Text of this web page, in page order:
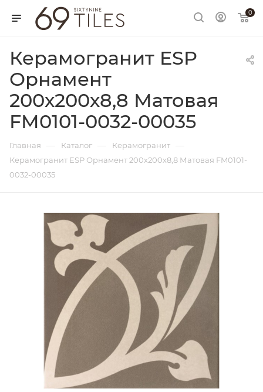
0
Керамогранит ESP
Орнамент
200х200х8,8 Матовая
FM0101-0032-00035
Главная — Каталог — Керамогранит —
Керамогранит ESP Орнамент 200х200х8,8 Матовая FM0101-
0032-00035